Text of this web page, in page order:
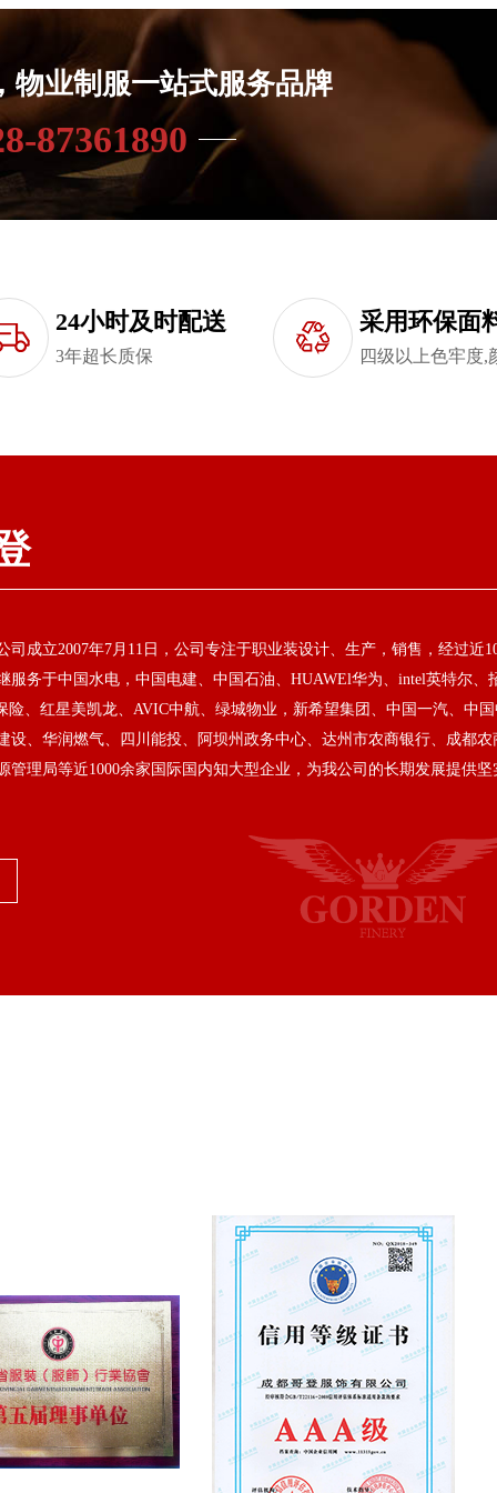
物业制服一站式服务品牌
87361890
24小时及时配送
3年超长质保
采用环保面
四级以上色牢度,
司成立2007年7月11日，公司专注于职业装设计、生产，销售，经过近
服务于中国水电，中国电建、中国石油、HUAWEl华为、intel英特尔、
险、红星美凯龙、AVIC中航、绿城物业，新希望集团、中国一汽、中
设、华润燃气、四川能投、阿坝州政务中心、达州市农商银行、成都农
管理局等近1000余家国际国内知大型企业，为我公司的长期发展提供坚